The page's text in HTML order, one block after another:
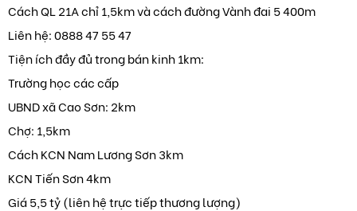
Cách QL 21A chỉ 1,5km và cách đường Vành đai 5 400m
Liên hệ: 0888 47 55 47
Tiện ích đầy đủ trong bán kinh 1km:
Trường học các cấp
UBND xã Cao Sơn: 2km
Chợ: 1,5km
Cách KCN Nam Lương Sơn 3km
KCN Tiến Sơn 4km
Giá 5,5 tỷ (liên hệ trực tiếp thương lượng)